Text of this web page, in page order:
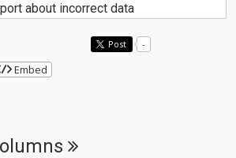
about incorrect data
Post -
Embed